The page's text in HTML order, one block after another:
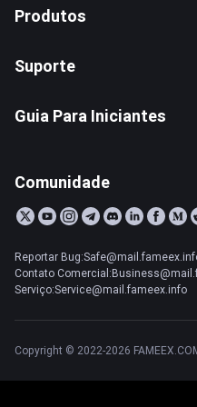
Produtos
Suporte
Guia Para Iniciantes
Comunidade
Reportar
Contato
Serviço:Service@mail.fameex.info
Copyright © 2022-2026